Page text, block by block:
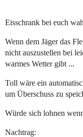
Eisschrank bei euch
Wenn dem Jäger das
nicht auszustellen bei
warmes Wetter gibt ...
Toll wäre ein
um Überschuss zu
Würde sich lohnen
Nachtrag: